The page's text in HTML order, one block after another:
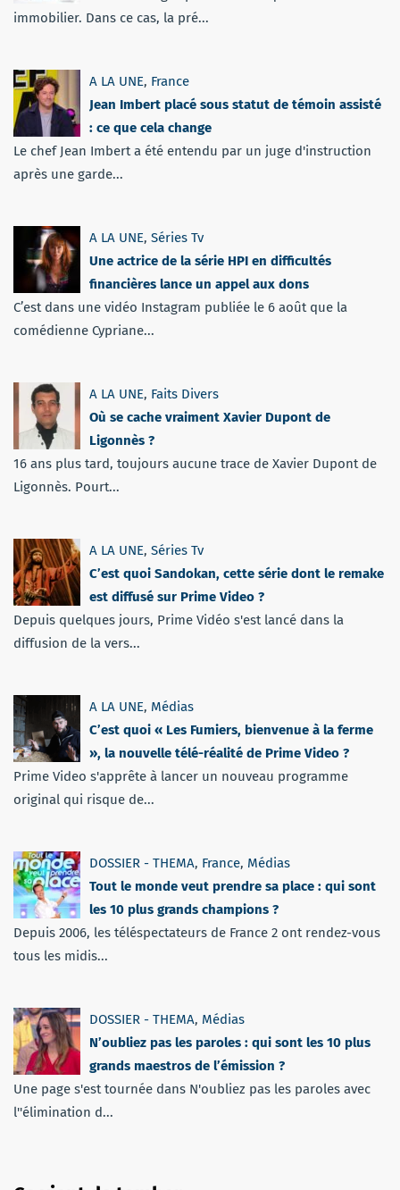
immobilier. Dans ce cas, la pré...
A LA UNE, France
Jean Imbert placé sous statut de témoin assisté
: ce que cela change
Le chef Jean Imbert a été entendu par un juge d'instruction
après une garde...
A LA UNE, Séries Tv
Une actrice de la série HPI en difficultés
financières lance un appel aux dons
C’est dans une vidéo Instagram publiée le 6 août que la
comédienne Cypriane...
A LA UNE, Faits Divers
Où se cache vraiment Xavier Dupont de
Ligonnès ?
16 ans plus tard, toujours aucune trace de Xavier Dupont de
Ligonnès. Pourt...
A LA UNE, Séries Tv
C’est quoi Sandokan, cette série dont le remake
est diffusé sur Prime Video ?
Depuis quelques jours, Prime Vidéo s'est lancé dans la
diffusion de la vers...
A LA UNE, Médias
C’est quoi « Les Fumiers, bienvenue à la ferme
», la nouvelle télé-réalité de Prime Video ?
Prime Video s'apprête à lancer un nouveau programme
original qui risque de...
DOSSIER - THEMA, France, Médias
Tout le monde veut prendre sa place : qui sont
les 10 plus grands champions ?
Depuis 2006, les téléspectateurs de France 2 ont rendez-vous
tous les midis...
DOSSIER - THEMA, Médias
N’oubliez pas les paroles : qui sont les 10 plus
grands maestros de l’émission ?
Une page s'est tournée dans N'oubliez pas les paroles avec
l''élimination d...